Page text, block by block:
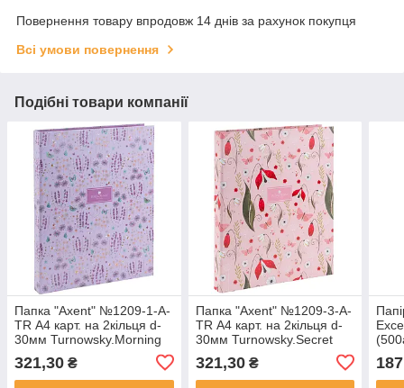
Повернення товару впродовж 14 днів за рахунок покупця
Всі умови повернення
Подібні товари компанії
Папка "Axent" №1209-1-A-
TR А4 карт. на 2кільця d-
30мм Turnowsky.Morning
321,30 ₴
Папка "Axent" №1209-3-A-
TR А4 карт. на 2кільця d-
30мм Turnowsky.Secret
321,30₴ 187